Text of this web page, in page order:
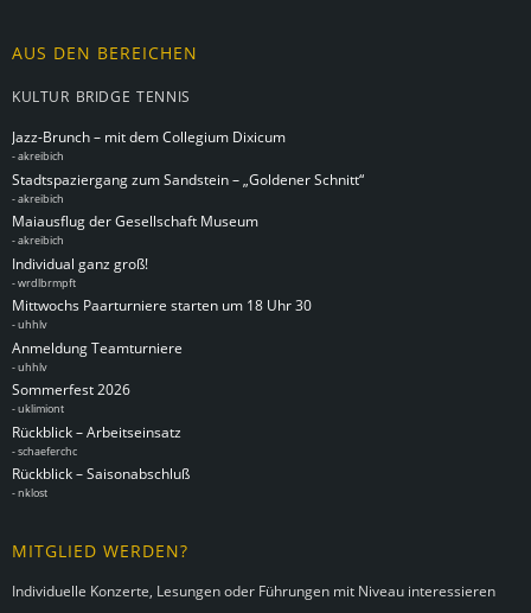
AUS DEN BEREICHEN
KULTUR BRIDGE TENNIS
Jazz-Brunch – mit dem Collegium Dixicum
-akreibich
Stadtspaziergang zum Sandstein – „Goldener Schnitt“
-akreibich
Maiausflug der Gesellschaft Museum
-akreibich
Individual ganz groß!
-wrdlbrmpft
Mittwochs Paarturniere starten um 18 Uhr 30
-uhhlv
Anmeldung Teamturniere
-uhhlv
Sommerfest 2026
-uklimiont
Rückblick – Arbeitseinsatz
-schaeferchc
Rückblick – Saisonabschluß
-nklost
MITGLIED WERDEN?
Individuelle Konzerte, Lesungen oder Führungen mit Niveau interessieren